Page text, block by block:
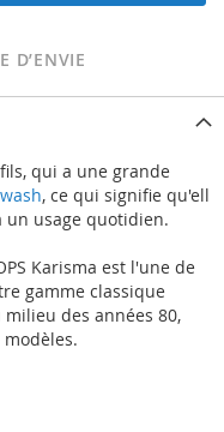
D’ENVIE
qui a une grande
, ce qui signifie qu'ell
un usage quotidien.
Karisma est l'une de
gamme classique
des années 80,